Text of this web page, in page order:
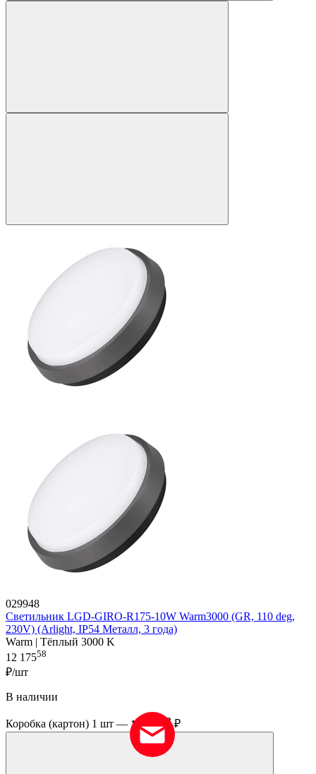
029948
Светильник LGD-GIRO-R175-10W Warm3000 (GR, 110 deg,
230V) (Arlight, IP54 Металл, 3 года)
Warm | Тёплый 3000 K
12 17558
₽/шт
В наличии
Коробка (картон) 1 шт — 12 175 58₽